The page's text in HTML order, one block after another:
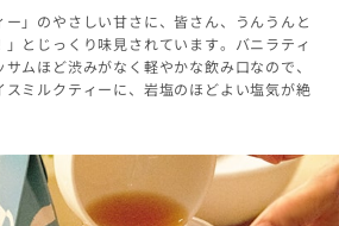
ー」のやさしい甘さに、皆さん、うんうんと
とじっくり味見されています。バニラティ
ムほど渋みがなく軽やかな飲み口なので、
ミルクティーに、岩塩のほどよい塩気が絶